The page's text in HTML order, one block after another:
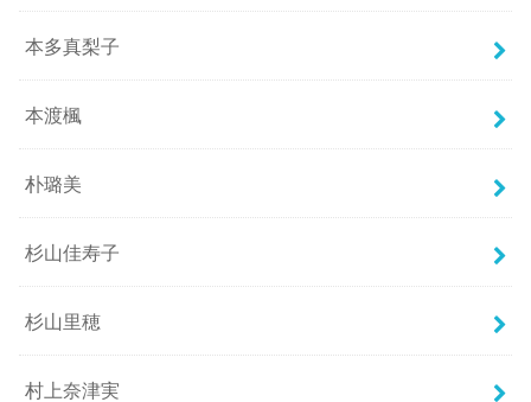
本多真梨子
本渡楓
朴璐美
杉山佳寿子
杉山里穂
村上奈津実